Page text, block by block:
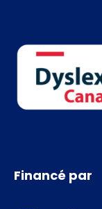
Financé par